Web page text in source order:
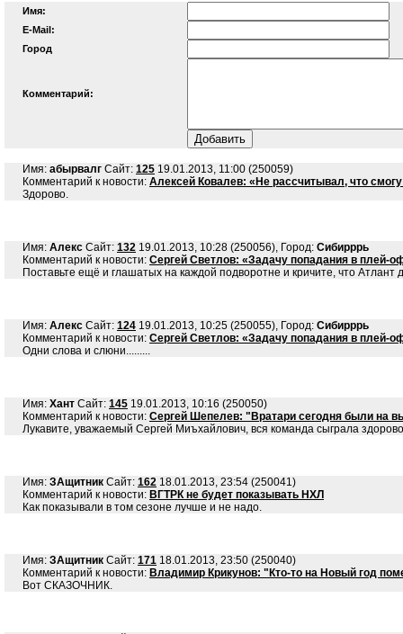
Имя:
E-Mail:
Город
Комментарий:
Имя: абырвалг Сайт: 125 19.01.2013, 11:00 (250059)
Комментарий к новости: Алексей Ковалев: «Не рассчитывал, что
Здорово.
Имя: Алекс Сайт: 132 19.01.2013, 10:28 (250056), Город: Сибирррь
Комментарий к новости: Сергей Светлов: «Задачу попадания в плей-
Поставьте ещё и глашатых на каждой подворотне и кричите, что
Имя: Алекс Сайт: 124 19.01.2013, 10:25 (250055), Город: Сибирррь
Комментарий к новости: Сергей Светлов: «Задачу попадания в плей-
Одни слова и слюни.........
Имя: Хант Сайт: 145 19.01.2013, 10:16 (250050)
Комментарий к новости: Сергей Шепелев: "Вратари сегодня были на
Лукавите, уважаемый Сергей Миъхайлович, вся команда сыграла
Имя: ЗАщитник Сайт: 162 18.01.2013, 23:54 (250041)
Комментарий к новости: ВГТРК не будет показывать НХЛ
Как показывали в том сезоне лучше и не надо.
Имя: ЗАщитник Сайт: 171 18.01.2013, 23:50 (250040)
Комментарий к новости: Владимир Крикунов: "Кто-то на Новый год
Вот СКАЗОЧНИК.